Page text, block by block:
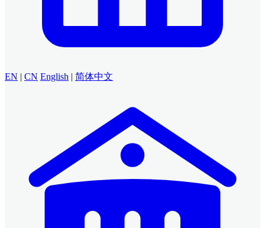
EN | CN English | 简体中文